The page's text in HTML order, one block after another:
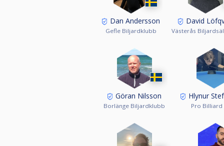
Dan Andersson
Gefle Biljardklubb
David
Västerås
Göran Nilsson
Borlänge Biljardklubb
Hlynur
Pro Billiard